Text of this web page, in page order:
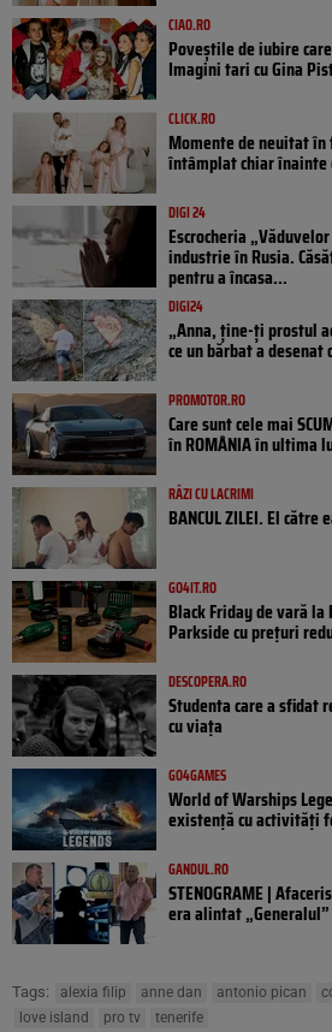
CIAO.RO
Poveştile de iubire
Imagini tari cu Gina
CLICK.RO
Momente de neuitat în
întâmplat chiar
DIGI 24
Escrocheria
industrie în Rusia.
pentru a încasa...
DIGI24
„Anna, ţine-ţi prostul
ce un bărbat a
PROMOTOR.RO
Care sunt cele mai
în ROMÂNIA în ultima
RÂZI CU LACRIMI
BANCUL ZILEI. El
GO4IT.RO
Black Friday de vară
Parkside cu prețuri
DESCOPERA.RO
Studenta care a
cu viața
GO4GAMES
World of Warships
existență cu activități
GANDUL.RO
STENOGRAME |
era alintat
Tags: alexia filip anne dan antonio pican
love island
pro tv tenerife